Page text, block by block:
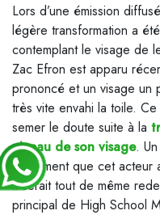
Lors d’une émission
légère transformation a
contemplant le visage de
Zac Efron est apparu
prononcé et un visage un
très vite envahi la toile.
semer le doute suite à la
niveau de son visage.
confirment que cet acteur
Il serait tout de même
principal de High School